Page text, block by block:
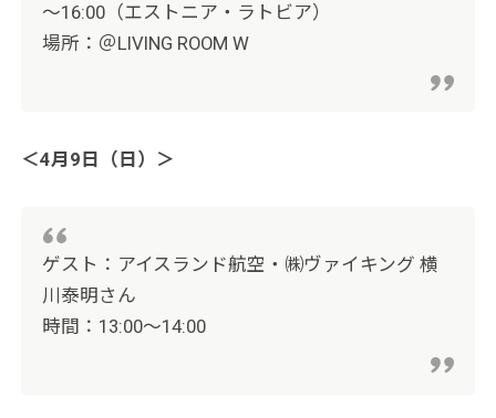
～16:00（エストニア・ラトビア）
場所：＠LIVING ROOM W
＜4月9日（日）＞
ゲスト：アイスランド航空・㈱ヴァイキング 横
川泰明さん
時間：13:00～14:00